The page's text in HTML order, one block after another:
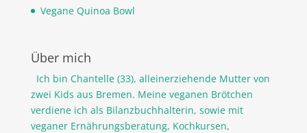
Vegane Quinoa Bowl
Über mich
Ich bin Chantelle (33), alleinerziehende Mutter von
zwei Kids aus Bremen. Meine veganen Brötchen
verdiene ich als Bilanzbuchhalterin, sowie mit
veganer Ernährungsberatung, Kochkursen,